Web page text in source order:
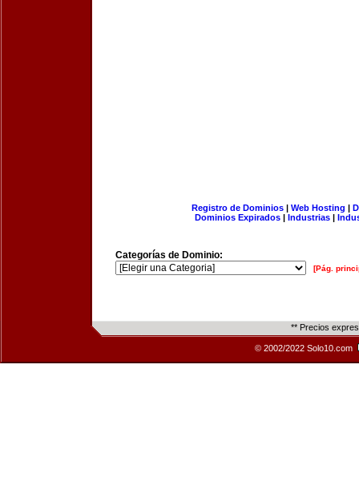
Registro de Dominios| Web Hosting |
Dominios Expirados | Industrias |
Categorías de Dominio:
[Pág.
** Precios
© 2002/2022 Solo10.com